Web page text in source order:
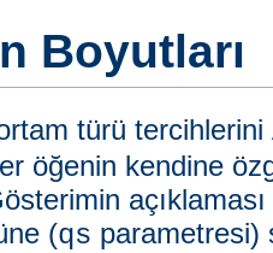
Boyutları
türü tercihlerini
öğenin kendine
(qs parametresi)